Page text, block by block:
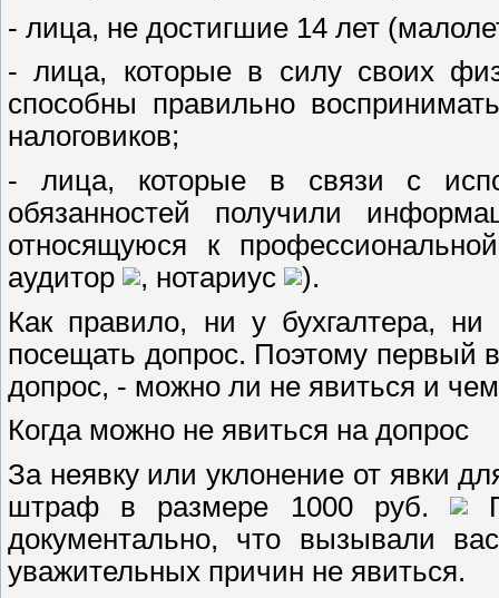
- лица, не достигшие 14 лет
- лица, которые в силу своих
способны правильно
налоговиков;
- лица, которые в связи с
обязанностей получили
относящуюся к
аудитор
, нотариус
).
Как правило, ни у бухгалтера,
посещать допрос. Поэтому первый
допрос, - можно ли не явиться и чем
Когда можно не явиться на допрос
За неявку или уклонение от явки
штраф в размере 1000 руб.
документально, что вызывали
уважительных причин не явиться.